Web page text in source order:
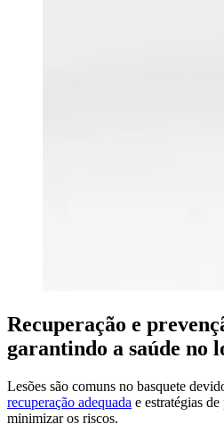
Recuperação e
garantindo a saúde no
Lesões são comuns no basquete
recuperação adequada e estratégias
minimizar os riscos.